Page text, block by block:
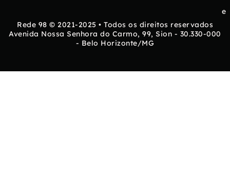
e
Rede 98 © 2021-2025 • Todos os direitos reservados
Avenida Nossa Senhora do Carmo, 99, Sion - 30.330-000
- Belo Horizonte/MG